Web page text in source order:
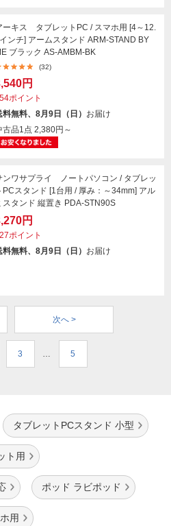
ーキス タブレットPC / スマホ用 [4～12.
ンチ] アームスタンド ARM-STAND BY
ブラック AS-AMBM-BK
(32)
円
ポイント
料無料、8月9日（日） お届け
古品1点 2,380円～
ンワサプライ ノートパソコン / タブレッ
PCスタンド [1台用 / 厚み：～34mm] アル
スタンド 縦置き PDA-STN90S
円
ポイント
料無料、8月9日（日） お届け
次へ >
3 … 5
タブレットPCスタンド 小型
ト用
ポッド ラビポッド
用